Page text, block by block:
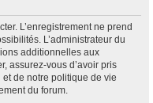
L’enregistrement ne prend
L’administrateur du
additionnelles aux
assurez-vous d’avoir pris
de notre politique de vie
du forum.